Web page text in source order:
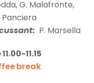
G. Malafronte,
Panciera
P. Marsella
11.15
break